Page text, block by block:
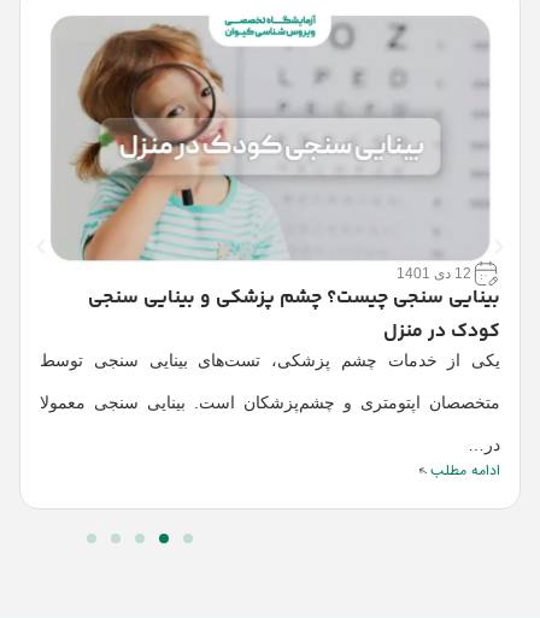
12 دی 1401
بینایی سنجی چیست؟ چشم پزشکی و بینایی سنجی
کودک در منزل
یکی از خدمات چشم پزشکی، تست‌های بینایی سنجی توسط
متخصصان اپتومتری و چشم‌پزشکان است. بینایی سنجی معمولا
ادامه مطلب